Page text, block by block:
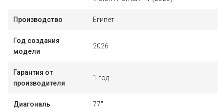
Производство Египет
Год создания
модели
2026
Гарантия от
производителя
1 год
Диагональ 77"